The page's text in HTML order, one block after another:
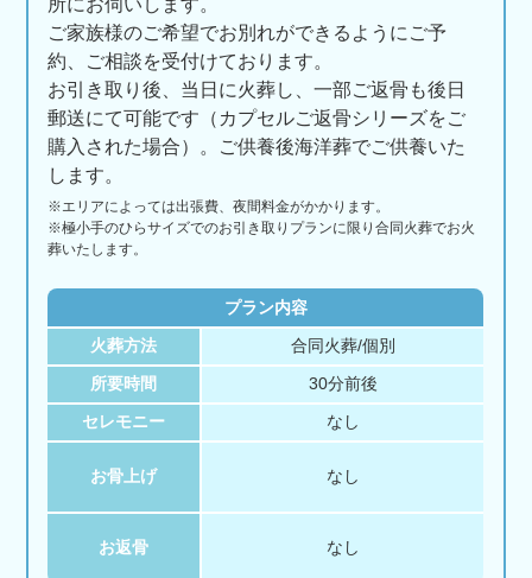
ご家族様のご希望でお別れができるようにご予
約、ご相談を受付けております。
お引き取り後、当日に火葬し、一部ご返骨も後日
郵送にて可能です（カプセルご返骨シリーズをご
購入された場合）。ご供養後海洋葬でご供養いた
します。
※エリアによっては出張費、夜間料金がかかります。
※極小手のひらサイズでのお引き取りプランに限り合同火葬でお火
葬いたします。
プラン内容
火葬方法 合同火葬/個別
所要時間 30分前後
セレモニー なし
お骨上げ なし
お返骨 なし